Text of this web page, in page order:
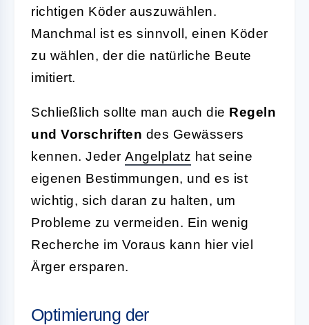
richtigen Köder auszuwählen.
Manchmal ist es sinnvoll, einen Köder
zu wählen, der die natürliche Beute
imitiert.
Schließlich sollte man auch die Regeln
und Vorschriften des Gewässers
kennen. Jeder Angelplatz hat seine
eigenen Bestimmungen, und es ist
wichtig, sich daran zu halten, um
Probleme zu vermeiden. Ein wenig
Recherche im Voraus kann hier viel
Ärger ersparen.
Optimierung der